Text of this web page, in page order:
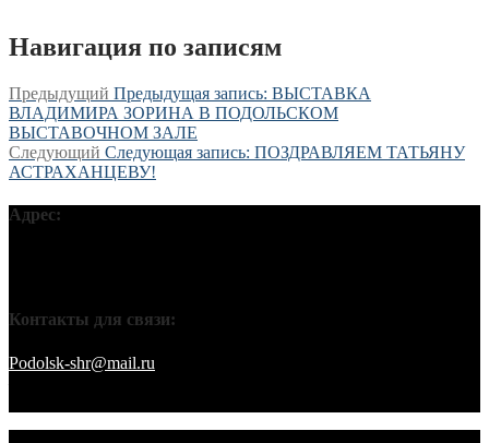
Навигация по записям
Предыдущий Предыдущая запись: ВЫСТАВКА
ВЛАДИМИРА ЗОРИНА В ПОДОЛЬСКОМ
ВЫСТАВОЧНОМ ЗАЛЕ
Следующий Следующая запись: ПОЗДРАВЛЯЕМ ТАТЬЯНУ
АСТРАХАНЦЕВУ!
Адрес:
Контакты для связи:
Podolsk-shr@mail.ru